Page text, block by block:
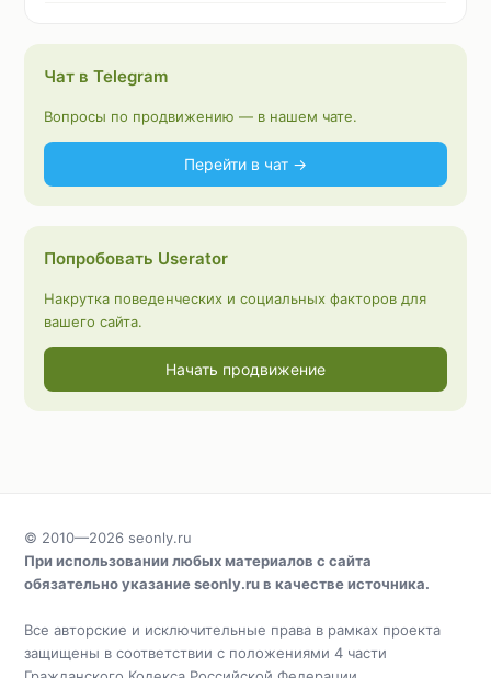
Чат в Telegram
Вопросы по продвижению — в нашем чате.
Перейти в чат →
Попробовать Userator
Накрутка поведенческих и социальных факторов для
вашего сайта.
Начать продвижение
© 2010—2026 seonly.ru
При использовании любых материалов с сайта
обязательно указаниеseonly.ruв качестве источника.
Все авторские и исключительные права в рамках проекта
защищены в соответствии с положениями 4 части